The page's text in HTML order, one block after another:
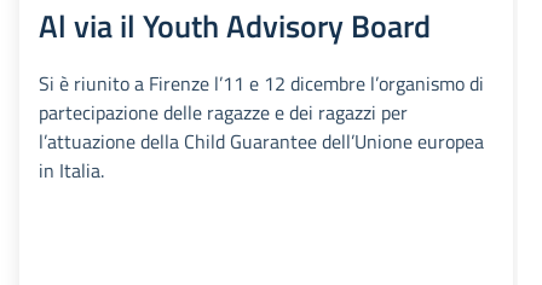
Al via il Youth Advisory Board
Si è riunito a Firenze l’11 e 12 dicembre l’organismo di
partecipazione delle ragazze e dei ragazzi per
l’attuazione della Child Guarantee dell’Unione europea
in Italia.